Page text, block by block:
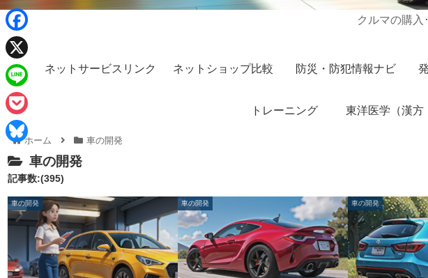
クルマの購入
ネットサービスリンク ネットショップ比較 防災・防犯情報ナビ
トレーニング 東洋医学（漢方
ホーム 車の開発
車の開発
記事数:(395)
車の開発 車の開発 車の開発
F
a
c
e
b
o
o
k
X
L
n
e
P
c
e
B
l
u
e
k